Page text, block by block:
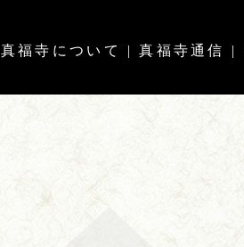
真福寺について | 真福寺通信 |